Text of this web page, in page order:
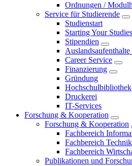
Ordnungen /
Service für Studierende
Studienstart
Starting Your Studies
Stipendien
Auslandsaufenthalte
Career Service
Finanzierung
Gründung
Hochschulbibliothek
Druckerei
IT-Services
Forschung & Kooperation
Forschung & Kooperation
Fachbereich
Fachbereich Technik
Fachbereich
Publikationen und